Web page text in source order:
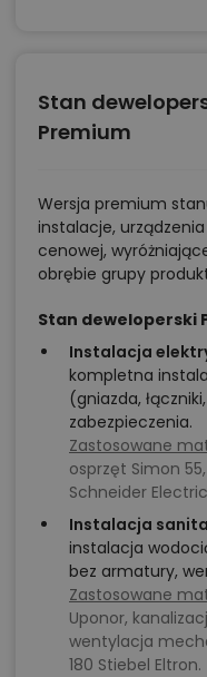
Stan
Premium
Wersja premium
instalacje, urządzenia
cenowej,
obrębie grupy
Stan deweloperski
Instalacja
kompletna
(gniazda,
zabezpieczenia.
Zastosowane
osprzęt Simon
Schneider
Instalacja
instalacja
bez armatury,
Zastosowane
Uponor,
wentylacja
180 Stiebel Eltron.